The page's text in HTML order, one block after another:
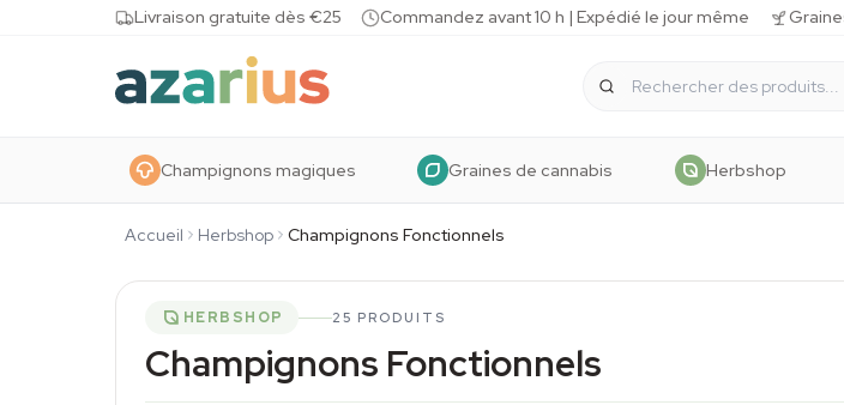
Skip to contentLivraison gratuite dès €25 Commandez avant 10 h | Expédié le jour même
Champignons magiques Graines de cannabis Herbshop
Accueil Herbshop Champignons Fonctionnels
HERBSHOP 25 PRODUITS
Champignons Fonctionnels